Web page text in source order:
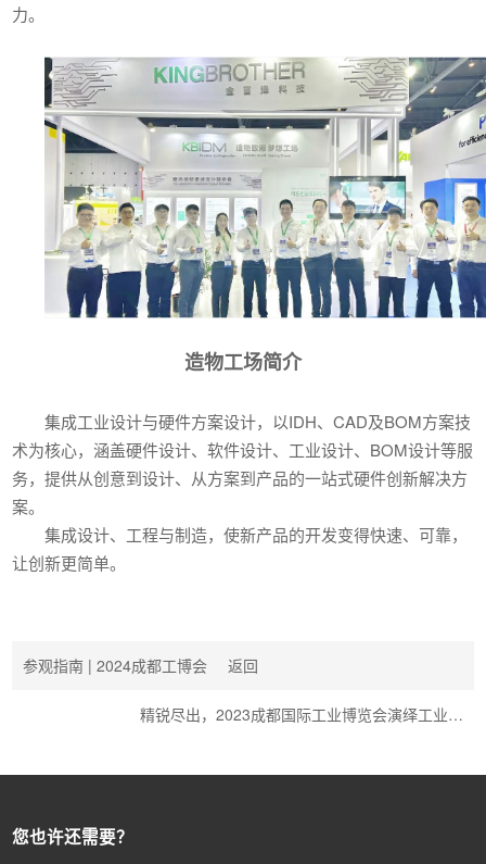
力。
造物工场简介
集成工业设计与硬件方案设计，以IDH、CAD及BOM方案技
术为核心，涵盖硬件设计、软件设计、工业设计、BOM设计等服
务，提供从创意到设计、从方案到产品的一站式硬件创新解决方
案。
集成设计、工程与制造，使新产品的开发变得快速、可靠，
让创新更简单。
参观指南 | 2024成都工博会 返回
精锐尽出，2023成都国际工业博览会演绎工业…
您也许还需要？